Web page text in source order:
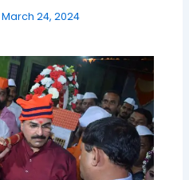
March 24, 2024